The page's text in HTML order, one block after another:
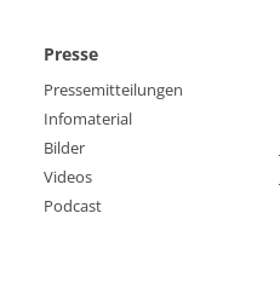
Presse
Pressemitteilungen
Infomaterial
Bilder
Videos
Podcast